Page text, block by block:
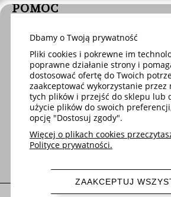
POMOC
DOSTAWA
MOJE KONTO
O FIRMIE
pokaż pełną wersję
Dbamy o Twoją prywatność
Pliki cookies i pokrewne im
poprawne działanie strony i
dostosować ofertę do Twoich
zaakceptować wykorzystanie przez
tych plików i przejść do sklepu lub
użycie plików do swoich
opcję "Dostosuj zgody".
Więcej o plikach cookies
Polityce prywatności.
ZAAKCEPTUJ